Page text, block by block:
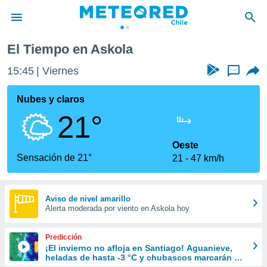
de
por
que se
calidad.
a este
las
y
digital
basada
El Tiempo en Askola
15:45 Viernes ...
Nubes y claros
21°
Sensación de 21°
Oeste
21
47 km/h
Aviso de nivel amarillo
Alerta moderada por viento en Askola hoy
Predicción
¡El invierno no afloja en Santiago! Aguanieve,
heladas de hasta -3 °C y chubascos marcarán el